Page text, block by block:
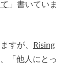
」書いていま
すが、
Rising
「他人にとっ